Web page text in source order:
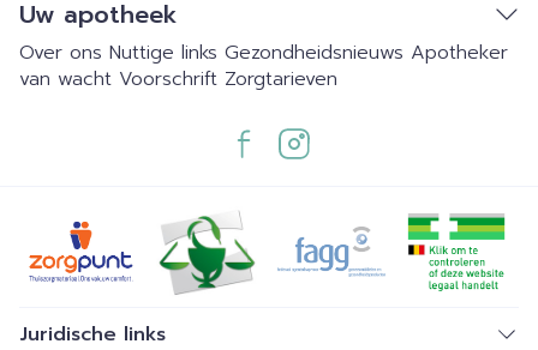
Uw apotheek
Over ons Nuttige links Gezondheidsnieuws Apotheker
van wacht Voorschrift Zorgtarieven
Juridische links